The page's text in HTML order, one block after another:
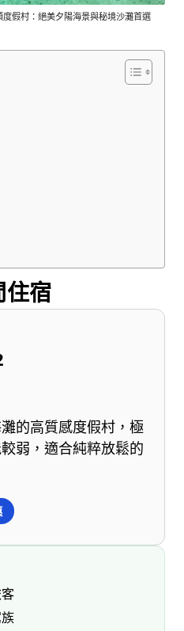
假村：絕美夕陽海景與秘境沙灘首選
住宿
的高質感度假村，極
弱，適合純粹放鬆的